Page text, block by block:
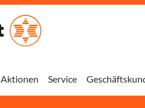
Aktionen Service